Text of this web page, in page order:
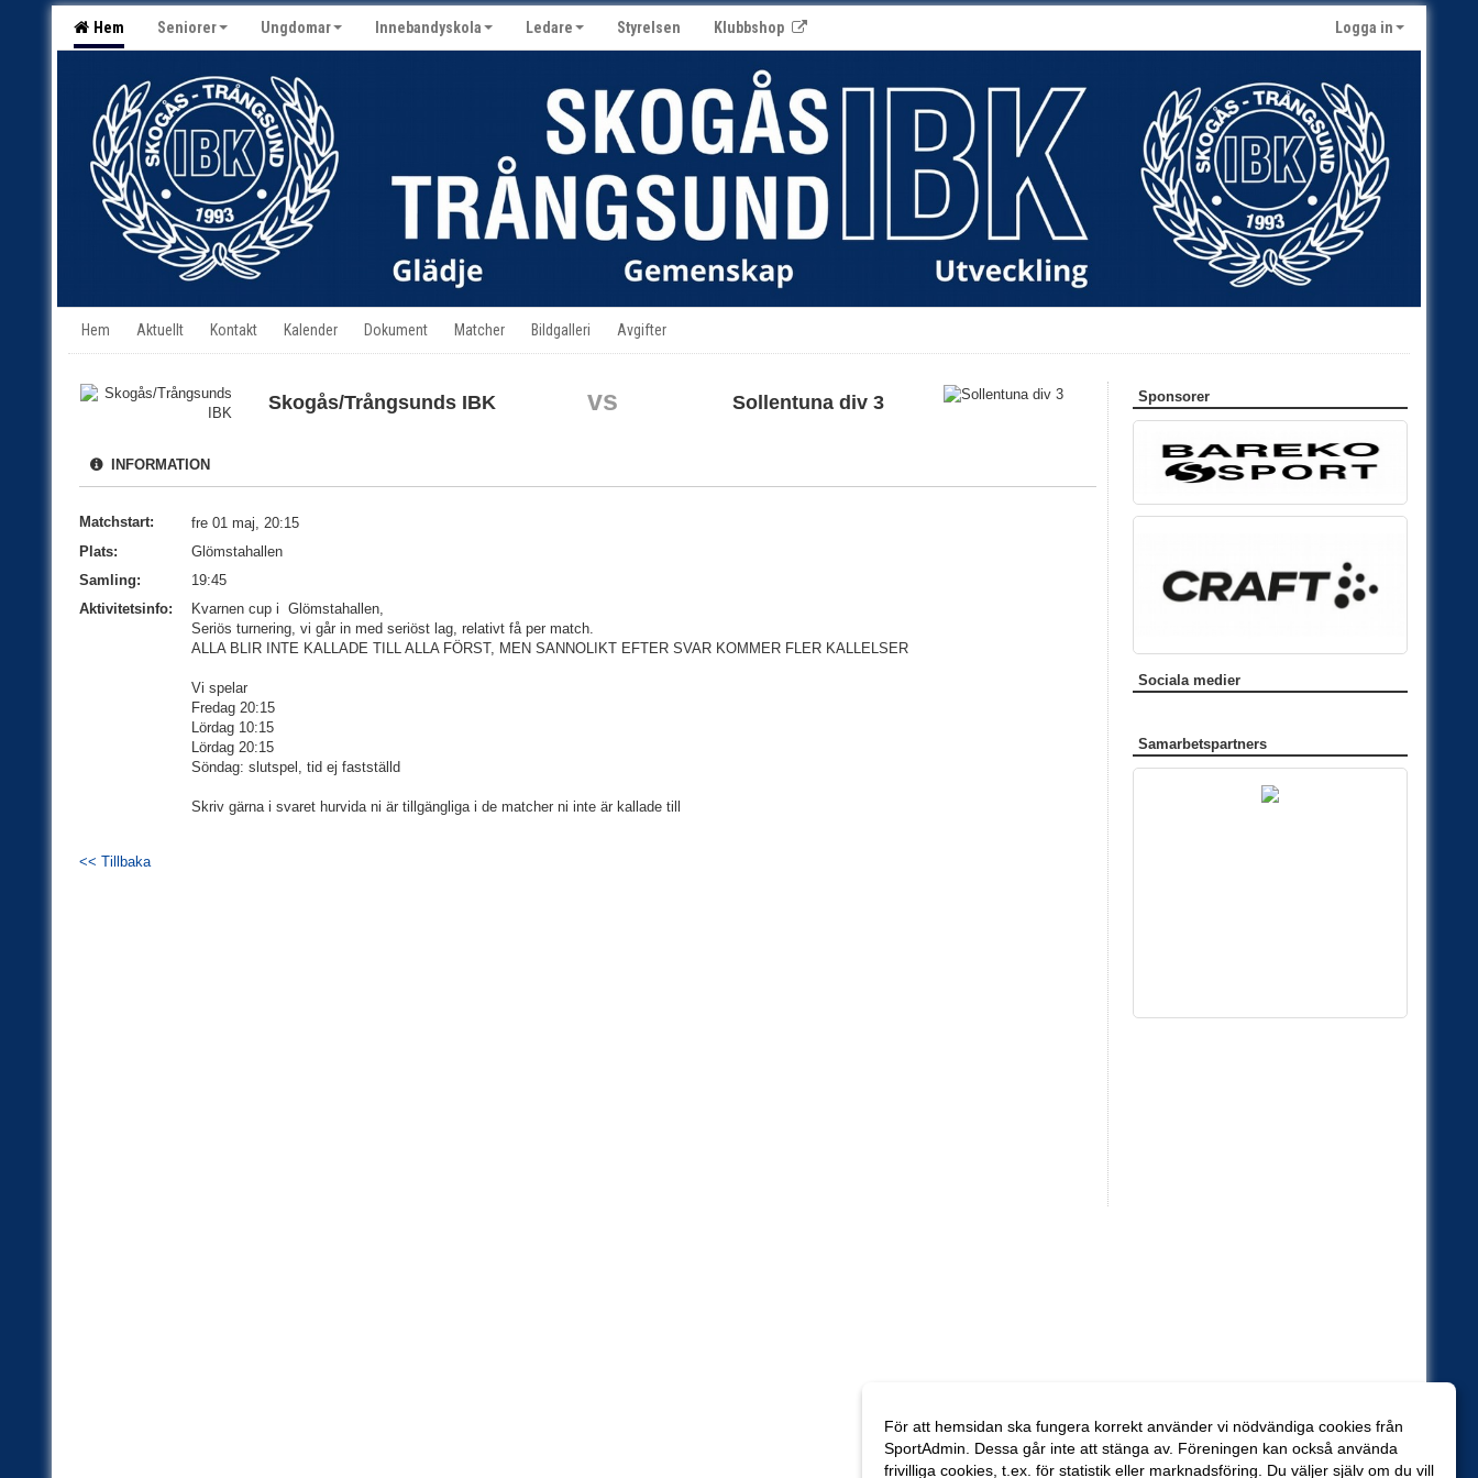
Hem Seniorer Ungdomar Innebandyskola Ledare Styrelsen Klubbshop Logga in
Hem Aktuellt Kontakt Kalender Dokument Matcher Bildgalleri Avgifter
Skogås/Trångsunds IBK vs Sollentuna div 3
INFORMATION
Matchstart:
fre 01 maj, 20:15
Plats:
Glömstahallen
Samling:
19:45
Aktivitetsinfo:
Kvarnen cup i Glömstahallen,
Seriös turnering, vi går in med seriöst lag, relativt få per match.
ALLA BLIR INTE KALLADE TILL ALLA FÖRST, MEN SANNOLIKT EFTER SVAR KOMMER FLER KALLELSER
Vi spelar
Fredag 20:15
Lördag 10:15
Lördag 20:15
Söndag: slutspel, tid ej fastställd
Skriv gärna i svaret hurvida ni är tillgängliga i de matcher ni inte är kallade till
<< Tillbaka
Sponsorer
Sociala medier
Samarbetspartners
För att hemsidan ska fungera korrekt använder vi nödvändiga cookies från
SportAdmin. Dessa går inte att stänga av. Föreningen kan också använda
frivilliga cookies, t.ex. för statistik eller marknadsföring. Du väljer själv om du vill